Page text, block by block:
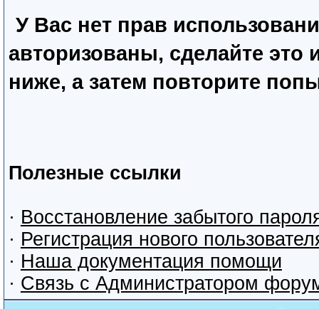
У Вас нет прав
авторизованы, сделайте это
ниже, а затем повторите
Полезные ссылки
· Восстановление забытого
· Регистрация нового
· Наша документация помощи
· Связь с Администратором